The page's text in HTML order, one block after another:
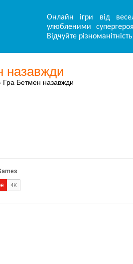
Онлайн ігри від
улюбленими
Відчуйте
назавжди
Гра Бетмен назавжди